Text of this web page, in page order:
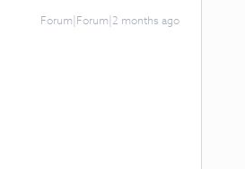
Forum|Forum|2 months ago